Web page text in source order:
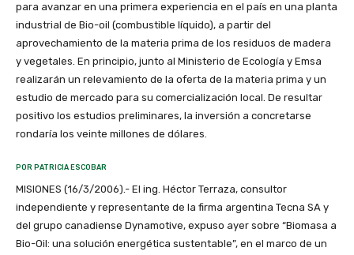
para avanzar en una primera experiencia en el país en una planta
industrial de Bio-oil (combustible líquido), a partir del
aprovechamiento de la materia prima de los residuos de madera
y vegetales. En principio, junto al Ministerio de Ecología y Emsa
realizarán un relevamiento de la oferta de la materia prima y un
estudio de mercado para su comercialización local. De resultar
positivo los estudios preliminares, la inversión a concretarse
rondaría los veinte millones de dólares.
POR PATRICIA ESCOBAR
MISIONES (16/3/2006).- El ing. Héctor Terraza, consultor
independiente y representante de la firma argentina Tecna SA y
del grupo canadiense Dynamotive, expuso ayer sobre “Biomasa a
Bio-Oil: una solución energética sustentable”, en el marco de un